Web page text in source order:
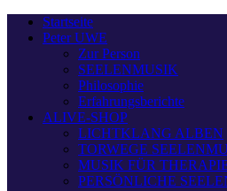
Startseite
Peter UWE
Zur Person
SEELENMUSIK
Philosophie
Erfahrungsberichte
ALIVE-SHOP
LICHTKLANG ALBEN
TORWEGE
MUSIK FÜR
PERSÖNLICHE